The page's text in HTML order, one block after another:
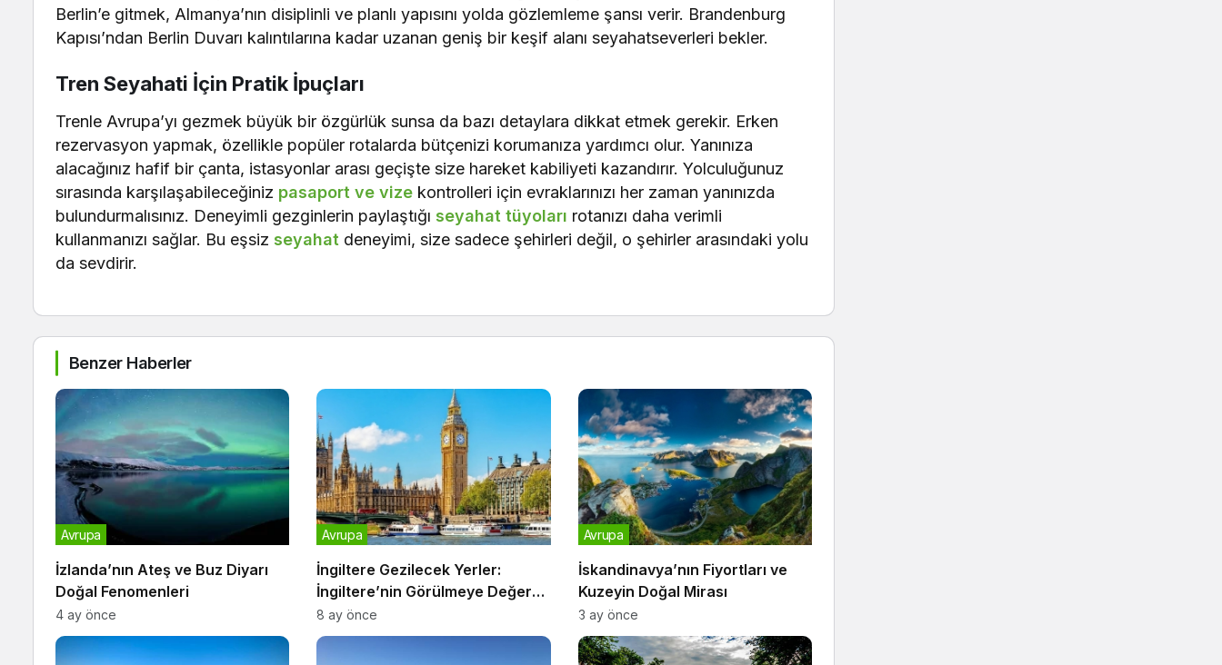
Berlin’e gitmek, Almanya’nın disiplinli ve planlı yapısını yolda gözlemleme şansı verir. Brandenburg
Kapısı’ndan Berlin Duvarı kalıntılarına kadar uzanan geniş bir keşif alanı seyahatseverleri bekler.
Tren Seyahati İçin Pratik İpuçları
Trenle Avrupa’yı gezmek büyük bir özgürlük sunsa da bazı detaylara dikkat etmek gerekir. Erken
rezervasyon yapmak, özellikle popüler rotalarda bütçenizi korumanıza yardımcı olur. Yanınıza
alacağınız hafif bir çanta, istasyonlar arası geçişte size hareket kabiliyeti kazandırır. Yolculuğunuz
sırasında karşılaşabileceğiniz pasaport ve vize kontrolleri için evraklarınızı her zaman yanınızda
bulundurmalısınız. Deneyimli gezginlerin paylaştığıseyahat tüyoları rotanızı daha verimli
kullanmanızı sağlar. Bu eşsizseyahat deneyimi, size sadece şehirleri değil, o şehirler arasındaki yolu
da sevdirir.
Benzer Haberler
İzlanda’nın Ateş ve Buz Diyarı
Doğal Fenomenleri
Avrupa
4 ay önce
İngiltere Gezilecek Yerler:
İngiltere’nin Görülmeye Değer
Köşeleri
Avrupa
8 ay önce
İskandinavya’nın Fiyortları ve
Kuzeyin Doğal Mirası
Avrupa
3 ay önce